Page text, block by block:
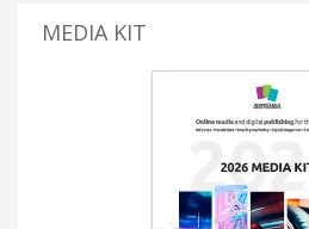
MEDIA KIT